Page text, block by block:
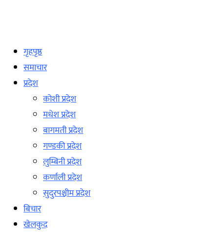
गृहपृष्ठ
समाचार
प्रदेश
कोशी प्रदेश
मधेश प्रदेश
बागमती प्रदेश
गण्डकी प्रदेश
लुम्बिनी प्रदेश
कर्णाली प्रदेश
सुदुरपश्चीम प्रदेश
बिचार
खेलकुद